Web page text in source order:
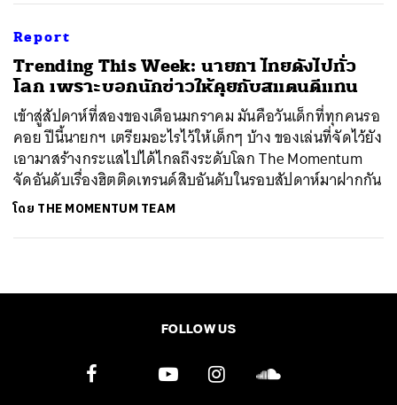
Report
Trending This Week: นายกฯ ไทยดังไปทั่ว
โลก เพราะบอกนักข่าวให้คุยกับสแตนดีแทน
เข้าสู่สัปดาห์ที่สองของเดือนมกราคม มันคือวันเด็กที่ทุกคนรอ
คอย ปีนี้นายกฯ เตรียมอะไรไว้ให้เด็กๆ บ้าง ของเล่นที่จัดไว้ยัง
เอามาสร้างกระแสไปได้ไกลถึงระดับโลก The Momentum
จัดอันดับเรื่องฮิตติดเทรนด์สิบอันดับในรอบสัปดาห์มาฝากกัน
โดย THE MOMENTUM TEAM
FOLLOW US